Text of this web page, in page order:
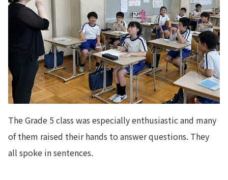
The Grade 5 class was especially enthusiastic and many
of them raised their hands to answer questions. They
all spoke in sentences.